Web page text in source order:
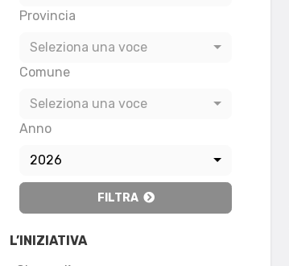
Provincia
Seleziona una voce
Comune
Seleziona una voce
Anno
2026
FILTRA
L’INIZIATIVA